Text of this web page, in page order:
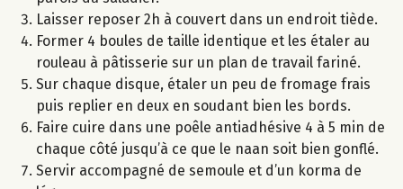
Laisser reposer 2h à couvert dans un endroit tiède.
Former 4 boules de taille identique et les étaler au
rouleau à pâtisserie sur un plan de travail fariné.
Sur chaque disque, étaler un peu de fromage frais
puis replier en deux en soudant bien les bords.
Faire cuire dans une poêle antiadhésive 4 à 5 min de
chaque côté jusqu’à ce que le naan soit bien gonflé.
Servir accompagné de semoule et d’un korma de